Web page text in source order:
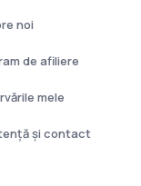
noi
de afiliere
mele
şi contact